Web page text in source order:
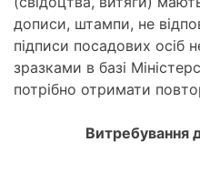
дописи, штампи, не
підписи посадових осіб
зразками в базі
потрібно отримати
Витребування